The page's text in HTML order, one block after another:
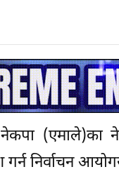
(एमाले)का
गर्न निर्वाचन